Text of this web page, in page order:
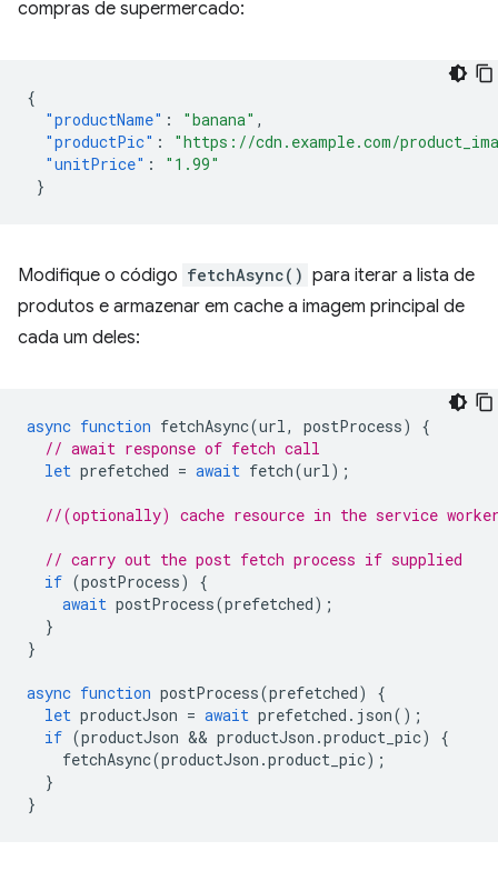
compras de supermercado:
{
"productName" : "banana" ,
"productPic" :
"https://cdn.example.com/
"unitPrice" :
"1.99"
}
Modifique o código fetchAsync() para iterar a lista de
produtos e armazenar em cache a imagem principal de
cada um deles:
async function fetchAsync(url, postProcess)
{
// await response of fetch call
let prefetched = await fetch(url);
//(optionally) cache resource in the service
// carry out the post fetch process if supplied
if (postProcess)
{
await postProcess(prefetched);
}
}
async function postProcess(prefetched)
{
let productJson = await prefetched . json();
if (productJson && productJson .product_pic)
{
fetchAsync(productJson .product_pic);
}
}